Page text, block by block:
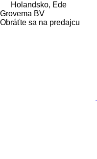
Holandsko, Ede
Grovema BV
Obráťte sa na predajcu